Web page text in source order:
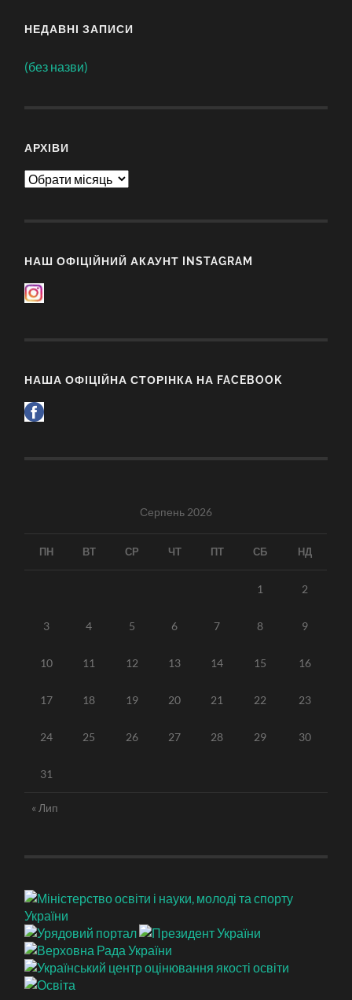
НЕДАВНІ ЗАПИСИ
(без назви)
АРХІВИ
Архіви
НАШ ОФІЦІЙНИЙ АКАУНТ INSTAGRAM
НАША ОФІЦІЙНА СТОРІНКА НА FACEBOOK
Серпень 2026
ПН ВТ СР ЧТ ПТ СБ НД
1 2
3 4 5 6 7 8 9
10 11 12 13 14 15 16
17 18 19 20 21 22 23
24 25 26 27 28 29 30
31
« Лип